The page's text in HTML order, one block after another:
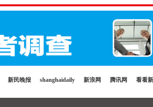
新民晚报 shanghaidaily 新浪网 腾讯网 看看